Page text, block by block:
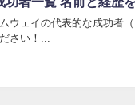
ウェイの代表的な成功者
さい！...